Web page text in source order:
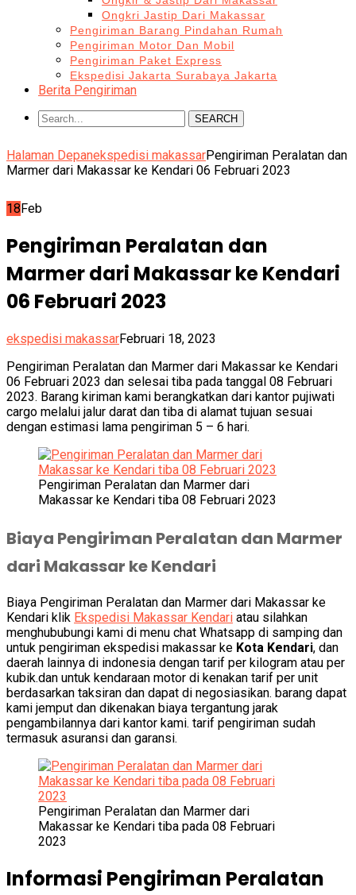
Ongkri Jastip Dari Makassar
Pengiriman Barang Pindahan Rumah
Pengiriman Motor Dan Mobil
Pengiriman Paket Express
Ekspedisi Jakarta Surabaya Jakarta
Berita Pengiriman
SEARCH
Halaman Depanekspedisi makassarPengiriman Peralatan dan
Marmer dari Makassar ke Kendari 06 Februari 2023
18Feb
Pengiriman Peralatan dan
Marmer dari Makassar ke Kendari
06 Februari 2023
ekspedisi makassarFebruari 18, 2023
Pengiriman Peralatan dan Marmer dari Makassar ke Kendari
06 Februari 2023 dan selesai tiba pada tanggal 08 Februari
2023. Barang kiriman kami berangkatkan dari kantor pujiwati
cargo melalui jalur darat dan tiba di alamat tujuan sesuai
dengan estimasi lama pengiriman 5 – 6 hari.
Pengiriman Peralatan dan Marmer dari
Makassar ke Kendari tiba 08 Februari 2023
Biaya Pengiriman Peralatan dan Marmer
dari Makassar ke Kendari
Biaya Pengiriman Peralatan dan Marmer dari Makassar ke
Kendari klik Ekspedisi Makassar Kendari atau silahkan
menghububungi kami di menu chat Whatsapp di samping dan
untuk pengiriman ekspedisi makassar ke Kota Kendari, dan
daerah lainnya di indonesia dengan tarif per kilogram atau per
kubik.dan untuk kendaraan motor di kenakan tarif per unit
berdasarkan taksiran dan dapat di negosiasikan. barang dapat
kami jemput dan dikenakan biaya tergantung jarak
pengambilannya dari kantor kami. tarif pengiriman sudah
termasuk asuransi dan garansi.
Pengiriman Peralatan dan Marmer dari
Makassar ke Kendari tiba pada 08 Februari
2023
Informasi Pengiriman Peralatan